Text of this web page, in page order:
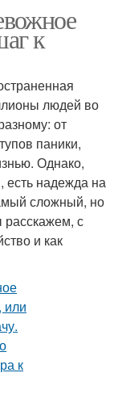
к
людей во
от
паники,
Однако,
есть надежда на
сложный, но
с
и как